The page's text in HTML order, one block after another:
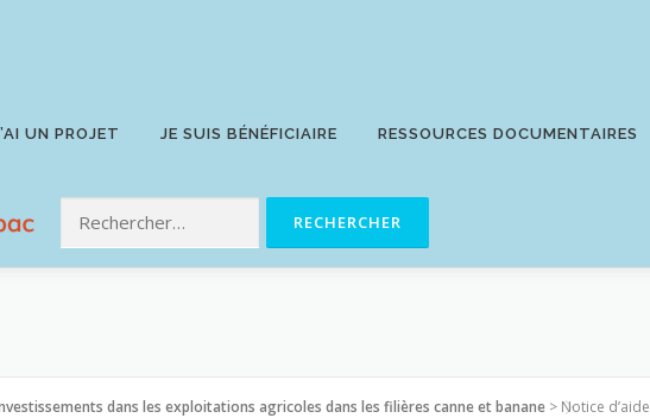
UN PROJET JE SUIS BÉNÉFICIAIRE RESSOURCES DOCUMENTAIRES
dans les exploitations agricoles dans les filières canne et banane > Notice d’aide